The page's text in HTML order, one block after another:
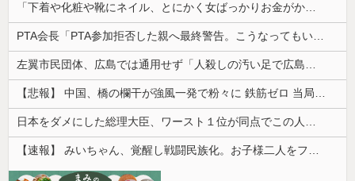
「下着や化粧や靴にネイル、とにかく女ばっかりお金がかかる、男女差別！」と話にはちょっとのれない
PTA会長「PTA参加拒否した親へ最終警告。こうなってもいい？」
左翼市民団体、広島では通用せず「人殺しの汚い足で広島の土を踏むな！」→広島県民「お前らの方が汚いんじゃ！」「ワシらが広島県民じゃ」
【悲報】 中国、橋の欄干が強風一発で粉々に 鉄筋ゼロ 当局「接着剤でくっつけただけ」「正常で、品質問題はない」
日本をダメにした総理大臣、ワースト１位が同点でこの人ｗｗｗｗｗｗ
【速報】 みいちゃん、覚醒し戦闘民族化。お子様二人をフルボッコにしてしまう